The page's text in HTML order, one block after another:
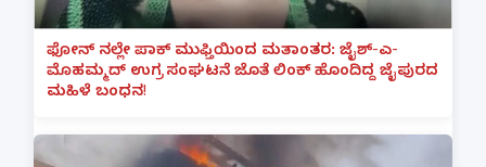
ಫೋನ್ ನಲ್ಲೇ ಪಾಕ್ ಮುಫ್ತಿಯಿಂದ ಮತಾಂತರ: ಜೈಶ್-ಎ-
ಮೊಹಮ್ಮದ್ ಉಗ್ರ ಸಂಘಟನೆ ಜೊತೆ ಲಿಂಕ್ ಹೊಂದಿದ್ದ ಜೈಪುರದ
ಮಹಿಳೆ ಬಂಧನ!